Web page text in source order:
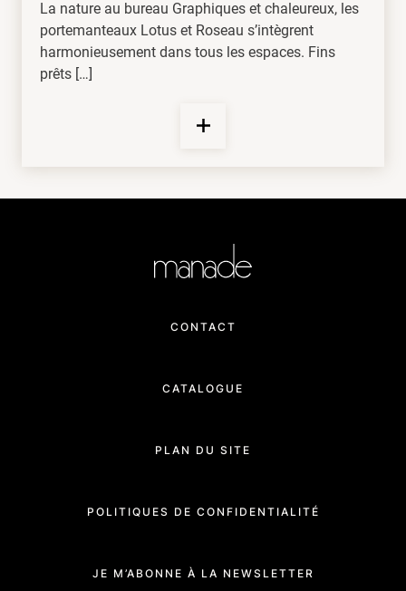
La nature au bureau Graphiques et chaleureux, les
portemanteaux Lotus et Roseau s’intègrent
harmonieusement dans tous les espaces. Fins
prêts […]
CONTACT
CATALOGUE
PLAN DU SITE
POLITIQUES DE CONFIDENTIALITÉ
JE M’ABONNE À LA NEWSLETTER